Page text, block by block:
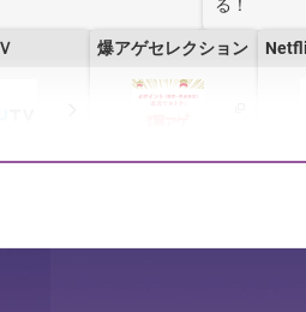
る！
爆アゲセレクション